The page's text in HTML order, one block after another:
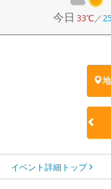
今日 33℃／
イベント詳細 トップ